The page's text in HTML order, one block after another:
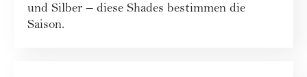
und Silber – diese Shades bestimmen die
Saison.